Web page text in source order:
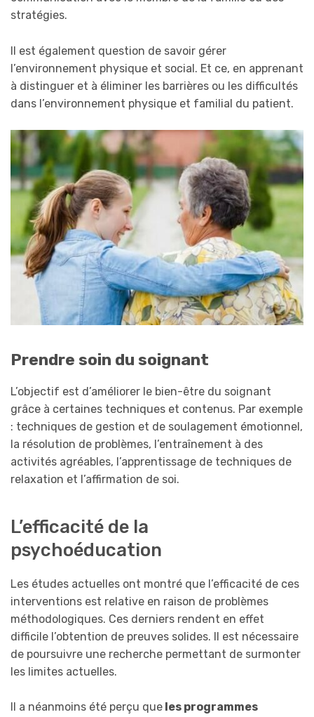
stratégies.
Il est également question de savoir gérer
l’environnement physique et social. Et ce, en apprenant
à distinguer et à éliminer les barrières ou les difficultés
dans l’environnement physique et familial du patient.
Prendre soin du soignant
L’objectif est d’améliorer le bien-être du soignant
grâce à certaines techniques et contenus. Par exemple
: techniques de gestion et de soulagement émotionnel,
la résolution de problèmes, l’entraînement à des
activités agréables, l’apprentissage de techniques de
relaxation et l’affirmation de soi.
L’efficacité de la
psychoéducation
Les études actuelles ont montré que l’efficacité de ces
interventions est relative en raison de problèmes
méthodologiques. Ces derniers rendent en effet
difficile l’obtention de preuves solides. Il est nécessaire
de poursuivre une recherche permettant de surmonter
les limites actuelles.
Il a néanmoins été perçu que les programmes